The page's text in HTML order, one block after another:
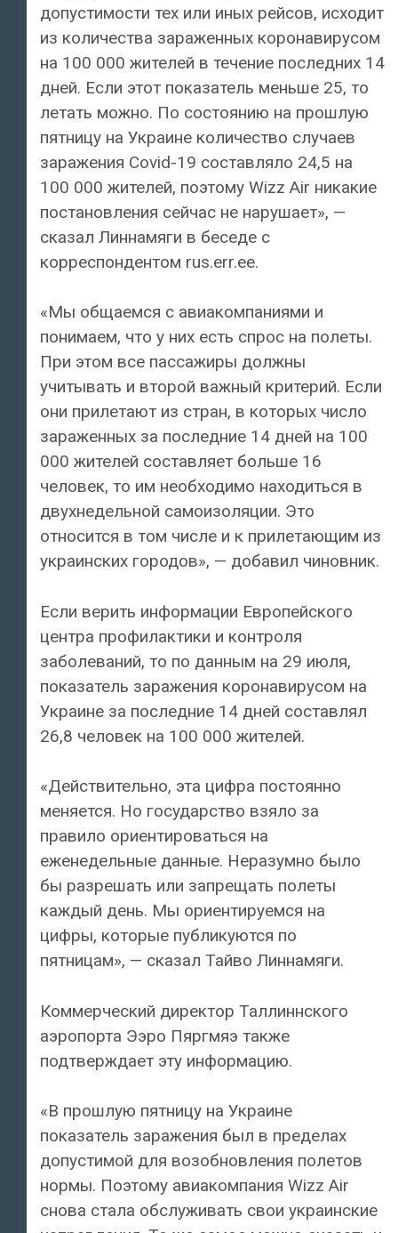
допустимости тех или иных рейсов, исходит
из количества зараженных коронавирусом
на 100 000 жителей в течение последних 14
дней. Если этот показатель меньше 25, то
летать можно. По состоянию на прошлую
пятницу на Украине количество случаев
заражения Covid-19 составляло 24,5 на
100 000 жителей, поэтому Wizz Air никакие
постановления сейчас не нарушает», —
сказал Линнамяги в беседе с
корреспондентом rus.err.ee.
«Мы общаемся с авиакомпаниями и
понимаем, что у них есть спрос на полеты.
При этом все пассажиры должны
учитывать и второй важный критерий. Если
они прилетают из стран, в которых число
зараженных за последние 14 дней на 100
000 жителей составляет больше 16
человек, то им необходимо находиться в
двухнедельной самоизоляции. Это
относится в том числе и к прилетающим из
украинских городов», — добавил чиновник.
Если верить информации Европейского
центра профилактики и контроля
заболеваний, то по данным на 29 июля,
показатель заражения коронавирусом на
Украине за последние 14 дней составлял
26,8 человек на 100 000 жителей.
«Действительно, эта цифра постоянно
меняется. Но государство взяло за
правило ориентироваться на
еженедельные данные. Неразумно было
бы разрешать или запрещать полеты
каждый день. Мы ориентируемся на
цифры, которые публикуются по
пятницам», — сказал Тайво Линнамяги.
Коммерческий директор Таллиннского
аэропорта Ээро Пяргмяэ также
подтверждает эту информацию.
«В прошлую пятницу на Украине
показатель заражения был в пределах
допустимой для возобновления полетов
нормы. Поэтому авиакомпания Wizz Air
снова стала обслуживать свои украинские